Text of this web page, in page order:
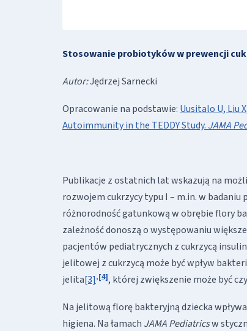
Stosowanie probiotyków w prewencji
Autor:Jędrzej Sarnecki
Opracowanie na podstawie: Uusitalo U, Liu
Autoimmunity in the TEDDY Study. JAMA
Publikacje z ostatnich lat wskazują na
rozwojem cukrzycy typu I – m.in. w
różnorodność gatunkową w obrębie flory
zależność donoszą o występowaniu
pacjentów pediatrycznych z cukrzycą
jelitowej z cukrzycą może być wpływ
jelita[3],[4], której zwiększenie może być
Na jelitową florę bakteryjną dziecka
higiena. Na łamach JAMAPediatricsw